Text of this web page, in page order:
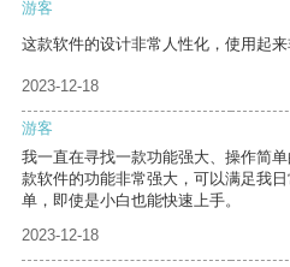
游客
这款软件的设计非常人性化，使用起来
2023-12-18
游客
我一直在寻找一款功能强大、操作简
款软件的功能非常强大，可以满足我
单，即使是小白也能快速上手。
2023-12-18